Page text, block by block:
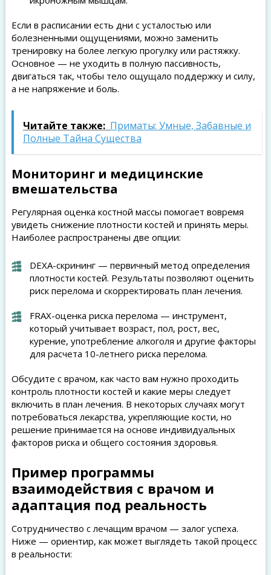
Если в расписании есть дни с усталостью или
болезненными ощущениями, можно заменить
тренировку на более легкую прогулку или растяжку.
Основное — не уходить в полную пассивность,
двигаться так, чтобы тело ощущало поддержку и силу,
а не напряжение и боль.
Читайте также: Приматы: Умные, Забавные и
Полные Тайна Существа
Мониторинг и медицинские
вмешательства
Регулярная оценка костной массы помогает вовремя
увидеть снижение плотности костей и принять меры.
Наиболее распространены две опции:
DEXA-скрининг — первичный метод определения
плотности костей. Результаты позволяют оценить
риск перелома и скорректировать план лечения.
FRAX-оценка риска перелома — инструмент,
который учитывает возраст, пол, рост, вес,
курение, употребление алкоголя и другие факторы
для расчета 10-летнего риска перелома.
Обсудите с врачом, как часто вам нужно проходить
контроль плотности костей и какие меры следует
включить в план лечения. В некоторых случаях могут
потребоваться лекарства, укрепляющие кости, но
решение принимается на основе индивидуальных
факторов риска и общего состояния здоровья.
Пример программы
взаимодействия с врачом и
адаптация под реальность
Сотрудничество с лечащим врачом — залог успеха.
Ниже — ориентир, как может выглядеть такой процесс
в реальности: